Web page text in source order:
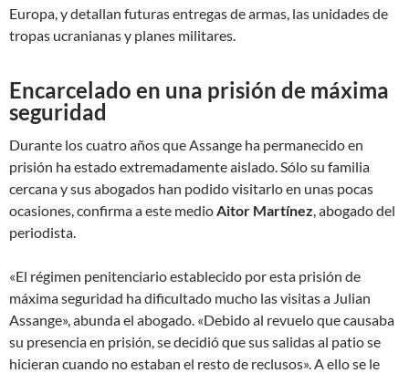
Europa, y detallan futuras entregas de armas, las unidades de
tropas ucranianas y planes militares.
Encarcelado en una prisión de máxima
seguridad
Durante los cuatro años que Assange ha permanecido en
prisión ha estado extremadamente aislado. Sólo su familia
cercana y sus abogados han podido visitarlo en unas pocas
ocasiones, confirma a este medioAitor Martínez, abogado del
periodista.
«El régimen penitenciario establecido por esta prisión de
máxima seguridad ha dificultado mucho las visitas a Julian
Assange», abunda el abogado. «Debido al revuelo que causaba
su presencia en prisión, se decidió que sus salidas al patio se
hicieran cuando no estaban el resto de reclusos». A ello se le